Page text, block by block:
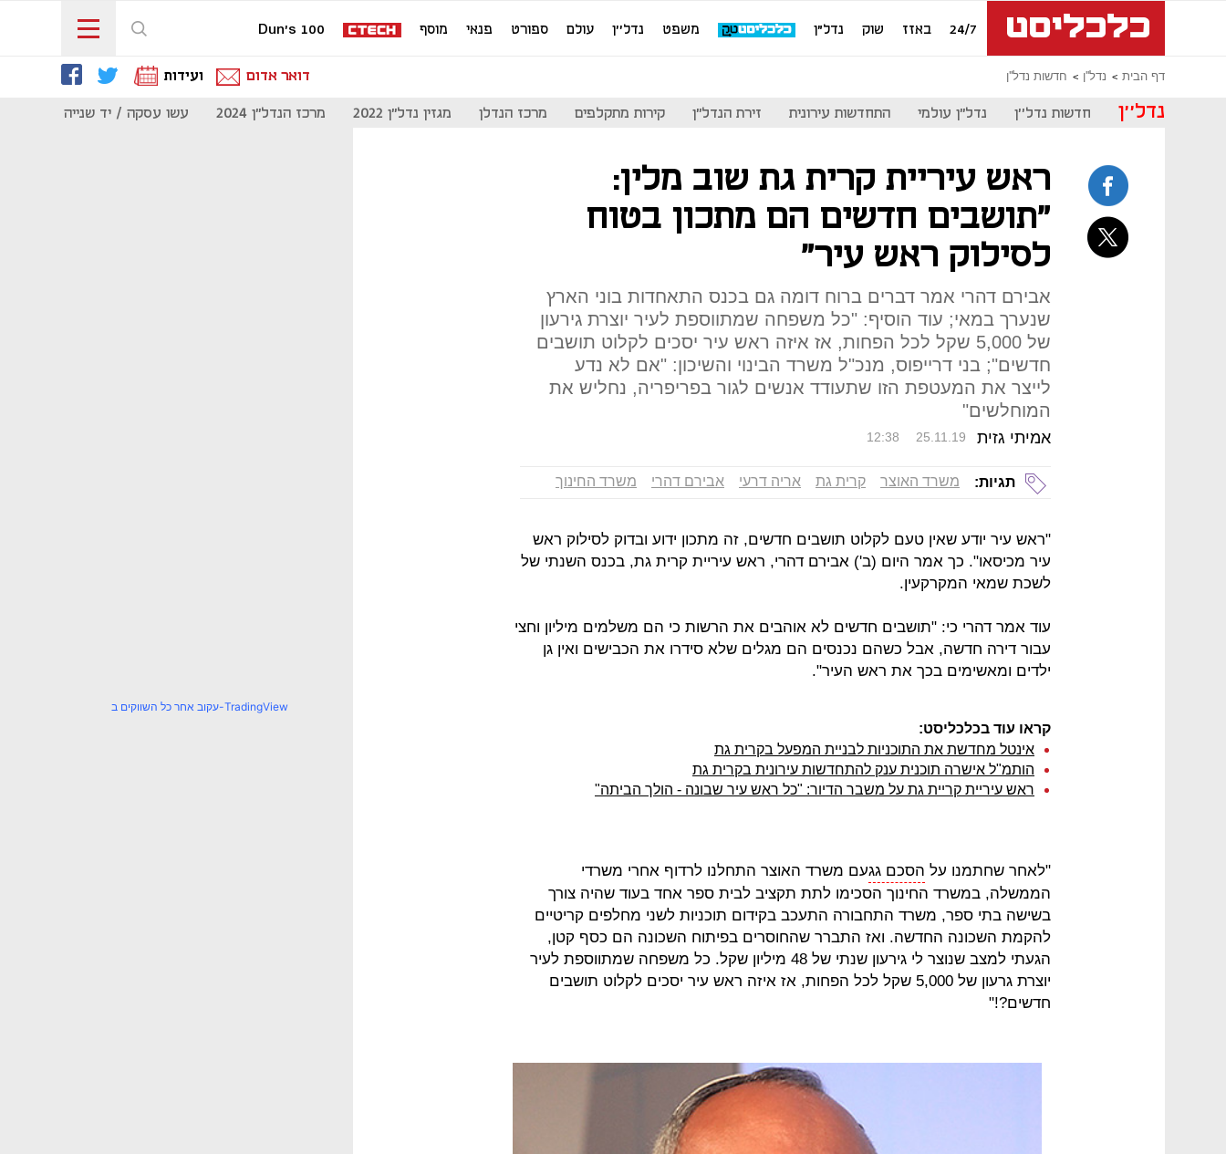
24/7 באזז שוק נדל"ן משפט נדל''ן עולם ספורט פנאי מוסף Dun's 100
דף הבית נדל''ן חדשות נדל''ן דואר אדום ועידות
נדל''ן חדשות נדל''ן נדל"ן עולמי התחדשות עירונית זירת הנדל"ן קירות מתקלפים מרכז הנדלן מגזין נדל"ן 2022 מרכז הנדל"ן 2024 עשו עסקה / יד שנייה
ראש עיריית קרית גת שוב מלין:
"תושבים חדשים הם מתכון בטוח
לסילוק ראש עיר"
אבירם דהרי אמר דברים ברוח דומה גם בכנס התאחדות בוני הארץ
שנערך במאי; עוד הוסיף: "כל משפחה שמתווספת לעיר יוצרת גירעון
של 5,000 שקל לכל הפחות, אז איזה ראש עיר יסכים לקלוט תושבים
חדשים"; בני דרייפוס, מנכ"ל משרד הבינוי והשיכון: "אם לא נדע
לייצר את המעטפת הזו שתעודד אנשים לגור בפריפריה, נחליש את
המוחלשים"
אמיתי גזית 12:38 25.11.19
תגיות: משרד האוצר קרית גת אריה דרעי אבירם דהרי משרד החינוך
"ראש עיר יודע שאין טעם לקלוט תושבים חדשים, זה מתכון ידוע ובדוק לסילוק ראש
עיר מכיסאו". כך אמר היום (ב') אבירם דהרי, ראש עיריית קרית גת, בכנס השנתי של
לשכת שמאי המקרקעין.
עוד אמר דהרי כי: "תושבים חדשים לא אוהבים את הרשות כי הם משלמים מיליון וחצי
עבור דירה חדשה, אבל כשהם נכנסים הם מגלים שלא סידרו את הכבישים ואין גן
ילדים ומאשימים בכך את ראש העיר".
קראו עוד בכלכליסט:
אינטל מחדשת את התוכניות לבניית המפעל בקרית גת
הותמ"ל אישרה תוכנית ענק להתחדשות עירונית בקרית גת
ראש עיריית קריית גת על משבר הדיור: "כל ראש עיר שבונה - הולך הביתה"
"לאחר שחתמנו על הסכם גגעם משרד האוצר התחלנו לרדוף אחרי משרדי
הממשלה, במשרד החינוך הסכימו לתת תקציב לבית ספר אחד בעוד שהיה צורך
בשישה בתי ספר, משרד התחבורה התעכב בקידום תוכניות לשני מחלפים קריטיים
להקמת השכונה החדשה. ואז התברר שהחוסרים בפיתוח השכונה הם כסף קטן,
הגעתי למצב שנוצר לי גירעון שנתי של 48 מיליון שקל. כל משפחה שמתווספת לעיר
יוצרת גרעון של 5,000 שקל לכל הפחות, אז איזה ראש עיר יסכים לקלוט תושבים
חדשים?!"
עקוב אחר כל השווקים ב-TradingView